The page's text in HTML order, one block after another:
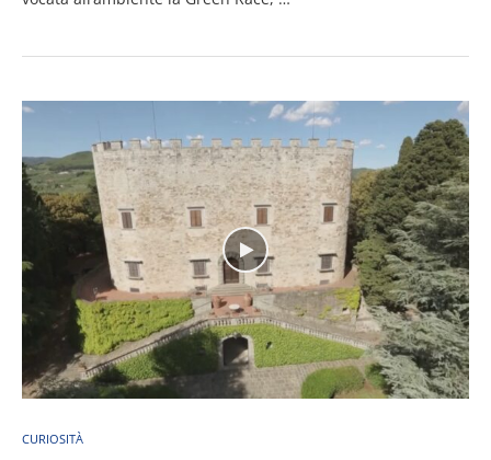
CURIOSITÀ